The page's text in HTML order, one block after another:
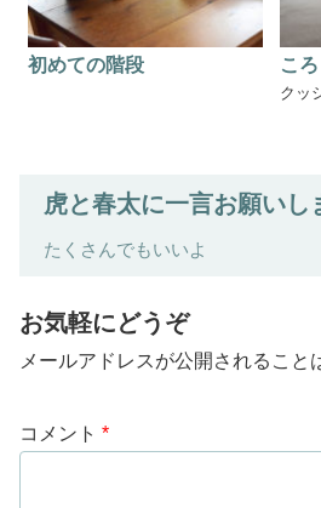
初めての階段 こ
クッ
虎と春太に一言お願いし
たくさんでもいいよ
お気軽にどうぞ
メールアドレスが公開されること
コメント *